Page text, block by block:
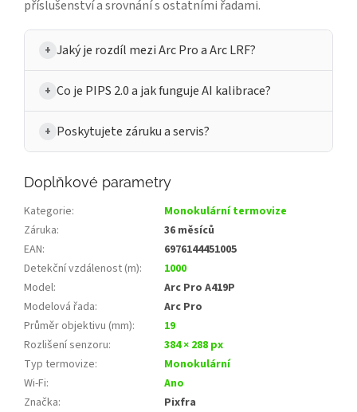
příslušenství a srovnání s ostatními řadami.
Jaký je rozdíl mezi Arc Pro a Arc LRF?
Co je PIPS 2.0 a jak funguje AI kalibrace?
Poskytujete záruku a servis?
Doplňkové parametry
Kategorie:
Monokulární termovize
Záruka:
36 měsíců
EAN:
6976144451005
Detekční vzdálenost (m):
1000
Model:
Arc Pro A419P
Modelová řada:
Arc Pro
Průměr objektivu (mm):
19
Rozlišení senzoru:
384 × 288 px
Typ termovize:
Monokulární
Wi‑Fi:
Ano
Značka:
Pixfra